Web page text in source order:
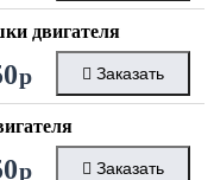
двигателя
р Заказать
р Заказать